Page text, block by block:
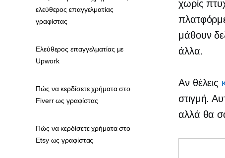
χωρίς
μάθουν
άλλα.
Αν θέλεις
στιγμή.
αλλά θα
ελεύθερος επαγγελματίας
γραφίστας
Ελεύθερος επαγγελματίας με
Upwork
Πώς να κερδίσετε χρήματα στο
Fiverr ως γραφίστας
Πώς να κερδίσετε χρήματα στο
Etsy ως γραφίστας